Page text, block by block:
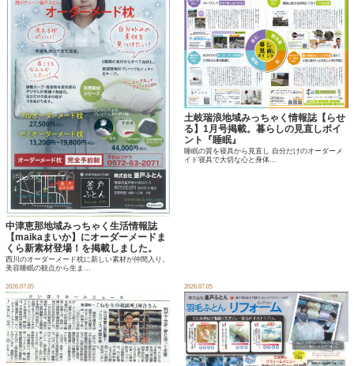
中津恵那地域みっちゃく生活情報誌
【maikaまいか】にオーダーメードま
くら新素材登場！を掲載しました。
西川のオーダーメード枕に新しい素材が仲間入り。
美容睡眠の観点から生ま...
土岐瑞浪地域みっちゃく情報誌【らせ
る】1月号掲載。暮らしの見直しポイ
ント『睡眠』
睡眠の質を寝具から見直し 自分だけのオーダーメ
イド寝具で大切な心と身体...
2026.07.05 2026.07.05